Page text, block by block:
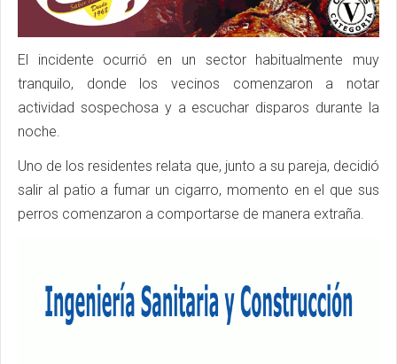
El incidente ocurrió en un sector habitualmente muy
tranquilo, donde los vecinos comenzaron a notar
actividad sospechosa y a escuchar disparos durante la
noche.
Uno de los residentes relata que, junto a su pareja, decidió
salir al patio a fumar un cigarro, momento en el que sus
perros comenzaron a comportarse de manera extraña.